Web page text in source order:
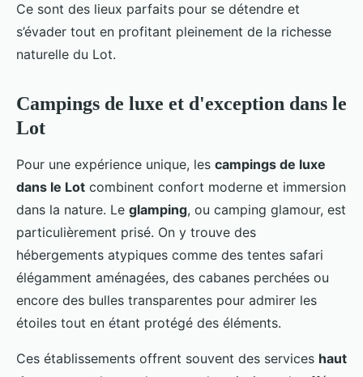
Ce sont des lieux parfaits pour se détendre et
s’évader tout en profitant pleinement de la richesse
naturelle du Lot.
Campings de luxe et d'exception dans le
Lot
Pour une expérience unique, les campings de luxe
dans le Lot combinent confort moderne et immersion
dans la nature. Le glamping, ou camping glamour, est
particulièrement prisé. On y trouve des
hébergements atypiques comme des tentes safari
élégamment aménagées, des cabanes perchées ou
encore des bulles transparentes pour admirer les
étoiles tout en étant protégé des éléments.
Ces établissements offrent souvent des services haut